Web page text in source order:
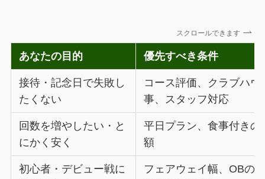
スクロールできます
あなたの目的 優先すべき条件
接待・記念日で失敗し
たくない
コース評価、クラブハウ
事、スタッフ対応
回数を増やしたい・と
にかく安く
平日プラン、食事付きの
額
初心者・デビュー戦に
フェアウェイ幅、OBの